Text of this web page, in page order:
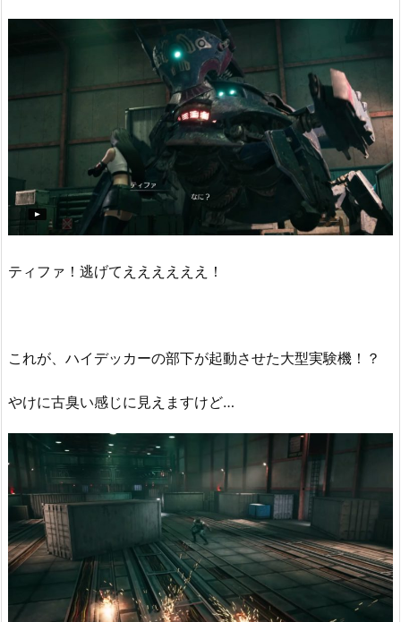
ティファ！逃げてええええええ！
これが、ハイデッカーの部下が起動させた大型実験機！？
やけに古臭い感じに見えますけど…